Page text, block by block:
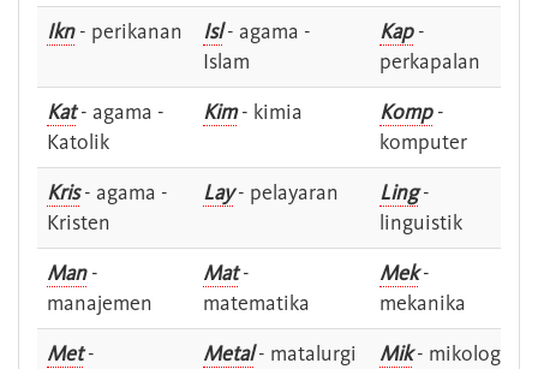
Ikn- perikanan Isl- agama -
Islam
Kap-
perkapalan
Kat- agama -
Katolik
Kim- kimia Komp-
komputer
Kris- agama -
Kristen
Lay- pelayaran Ling-
linguistik
Man-
manajemen
Mat-
matematika
Mek-
mekanika
Met-
Metal- matalurgi Mik- mikologi